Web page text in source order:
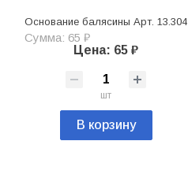
Основание балясины Арт. 13.304
Сумма: 65 ₽
Цена: 65 ₽
шт
В корзину